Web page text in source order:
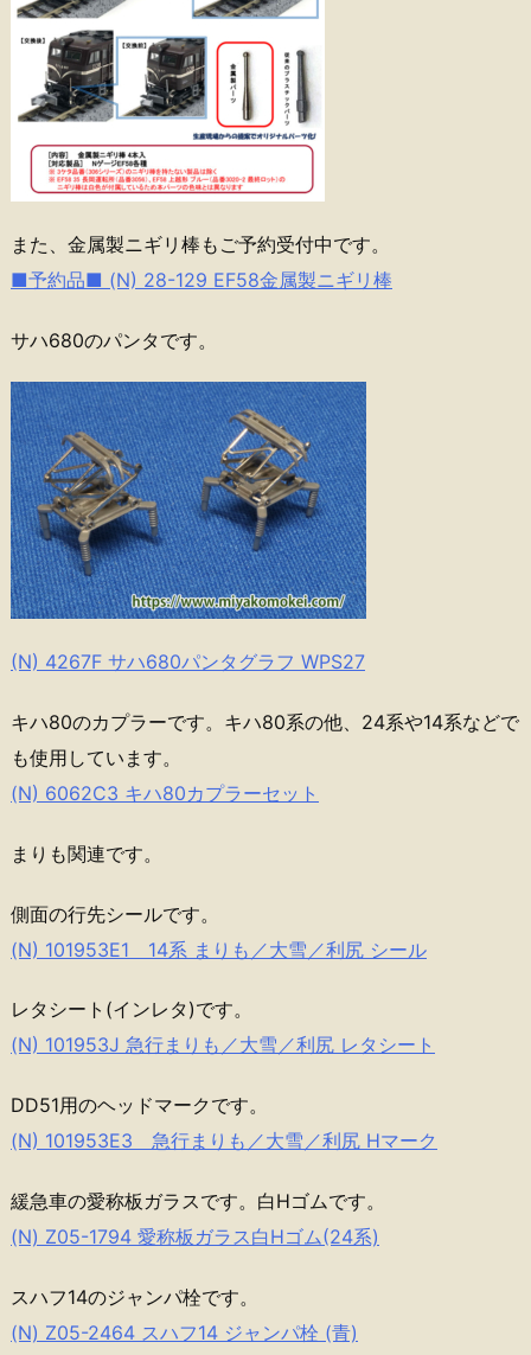
また、金属製ニギリ棒もご予約受付中です。
■予約品■ (N) 28-129 EF58金属製ニギリ棒
サハ680のパンタです。
(N) 4267F サハ680パンタグラフ WPS27
キハ80のカプラーです。キハ80系の他、24系や14系などで
も使用しています。
(N) 6062C3 キハ80カプラーセット
まりも関連です。
側面の行先シールです。
(N) 101953E1 14系 まりも／大雪／利尻 シール
レタシート(インレタ)です。
(N) 101953J 急行まりも／大雪／利尻 レタシート
DD51用のヘッドマークです。
(N) 101953E3 急行まりも／大雪／利尻 Hマーク
緩急車の愛称板ガラスです。白Hゴムです。
(N) Z05-1794 愛称板ガラス白Hゴム(24系)
スハフ14のジャンパ栓です。
(N) Z05-2464 スハフ14 ジャンパ栓 (青)